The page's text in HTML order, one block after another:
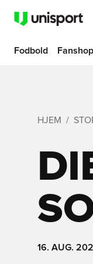
Fodbold Fanshop
HJEM
16. AUG.